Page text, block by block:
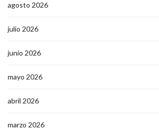
agosto 2026
julio 2026
junio 2026
mayo 2026
abril 2026
marzo 2026